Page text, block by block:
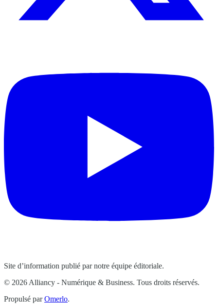
Site d’information publié par notre équipe éditoriale.
© 2026 Alliancy - Numérique & Business. Tous droits réservés.
Propulsé parOmerlo.